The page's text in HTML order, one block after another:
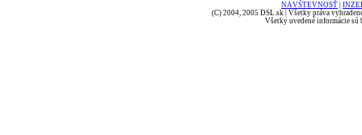
NÁVŠTEVNOSŤ
(C) 2004, 2005 DSL.sk | Všetky práva
Všetky uvedené informácie sú